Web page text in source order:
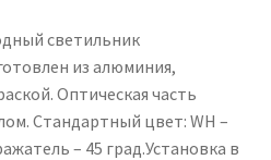
светильник
из алюминия,
Оптическая часть
Стандартный цвет: WH –
– 45 град.Установка в